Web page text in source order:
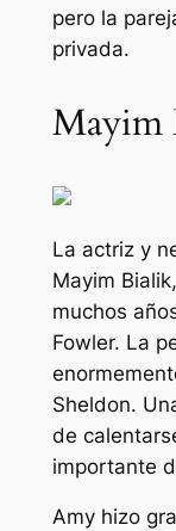
pero la
privada.
La actriz y
Mayim
muchos
Fowler. La
Sheldon.
de
importante
Amy hizo